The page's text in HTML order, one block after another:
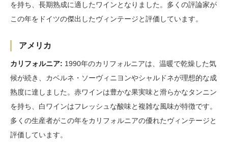
を持ち、長期熟成に適したワインとなりました。多くの評論家が
この年をドイツの傑出したヴィンテージと評価しています。
アメリカ
カリフォルニア: 1990年のカリフォルニアは、温暖で乾燥した気
候が続き、カベルネ・ソーヴィニヨンやシャルドネが理想的な成
熟度に達しました。赤ワインは豊かな果実味と滑らかなタンニン
を持ち、白ワインはフレッシュな酸味と複雑な風味が特徴です。
多くの生産者がこの年をカリフォルニアの優れたヴィンテージと
評価しています。